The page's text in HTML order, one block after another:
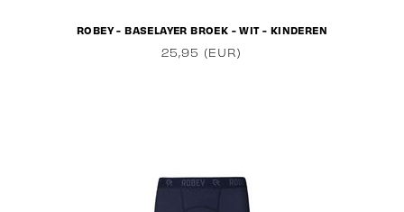
ROBEY - BASELAYER BROEK - WIT - KINDEREN
25,95 (EUR)